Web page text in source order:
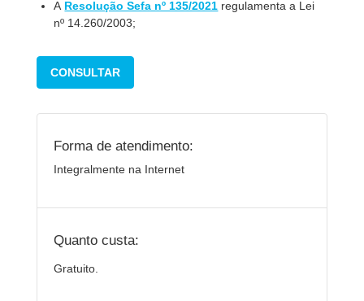
A Resolução Sefa nº 135/2021 regulamenta a Lei
nº 14.260/2003;
CONSULTAR
Forma de atendimento:
Integralmente na Internet
Quanto custa:
Gratuito.